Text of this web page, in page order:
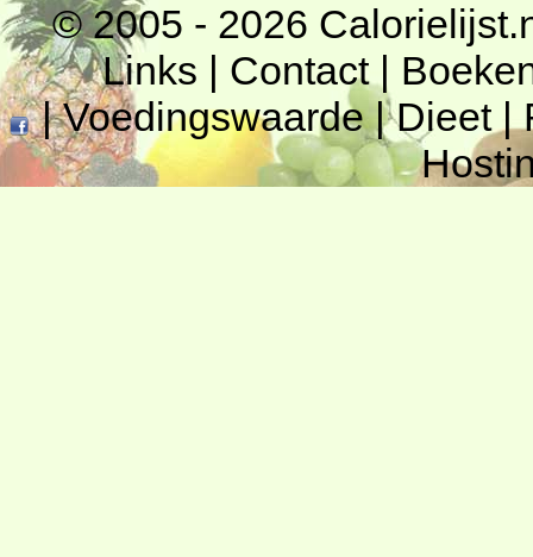
© 2005 - 2026
Links | Contact|
|Voedingswaarde|Dieet|